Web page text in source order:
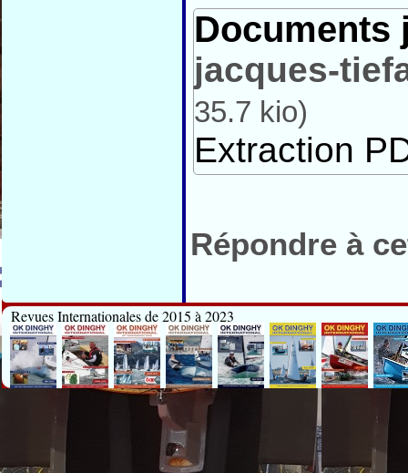
Documents
jacques-
35.7 kio)
Extraction
Répondre à
Revues Internationales de 2015 à 2023